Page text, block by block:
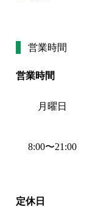
営業時間
営業時間
月曜日
8:00〜21:00
定休日